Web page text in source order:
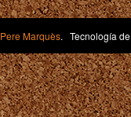
Pere Marquès. Tecnología de